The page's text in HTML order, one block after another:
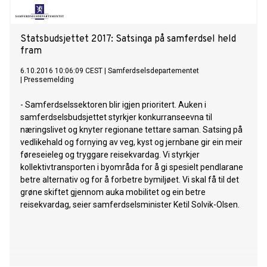
Statsbudsjettet 2017: Satsinga på samferdsel held
fram
6.10.2016 10:06:09 CEST
Samferdselsdepartementet
Pressemelding
- Samferdselssektoren blir igjen prioritert. Auken i
samferdselsbudsjettet styrkjer konkurranseevna til
næringslivet og knyter regionane tettare saman. Satsing på
vedlikehald og fornying av veg, kyst og jernbane gir ein meir
føreseieleg og tryggare reisekvardag. Vi styrkjer
kollektivtransporten i byområda for å gi spesielt pendlarane
betre alternativ og for å forbetre bymiljøet. Vi skal få til det
grøne skiftet gjennom auka mobilitet og ein betre
reisekvardag, seier samferdselsminister Ketil Solvik-Olsen.